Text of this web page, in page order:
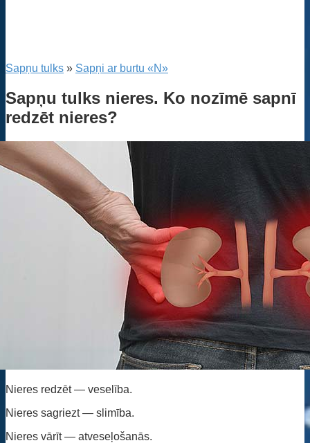
Sapņu tulks » Sapņi ar burtu «N»
Sapņu tulks nieres. Ko nozīmē sapnī
redzēt nieres?
Nieres redzēt — veselība.
Nieres sagriezt — slimība.
Nieres vārīt — atveseļošanās.